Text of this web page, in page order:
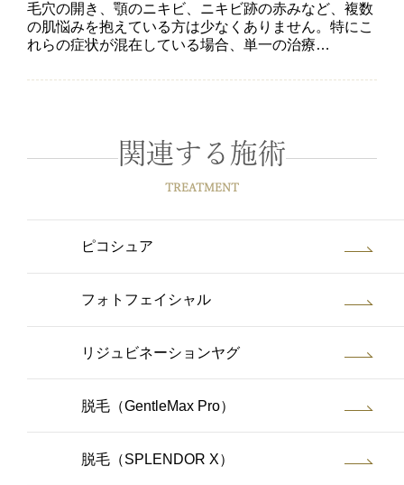
毛穴の開き、顎のニキビ、ニキビ跡の赤みなど、複数
の肌悩みを抱えている方は少なくありません。特にこ
れらの症状が混在している場合、単一の治療…
関連する施術
TREATMENT
ピコシュア
フォトフェイシャル
リジュビネーションヤグ
脱毛（GentleMax Pro）
脱毛（SPLENDOR X）